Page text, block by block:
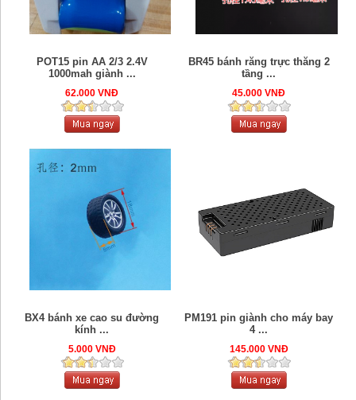
POT15 pin AA 2/3 2.4V
1000mah giành ...
62.000 VNĐ
BR45 bánh răng trực thăng 2
tầng ...
45.000 VNĐ
BX4 bánh xe cao su đường
kính ...
5.000 VNĐ
PM191 pin giành cho máy bay
4 ...
145.000 VNĐ